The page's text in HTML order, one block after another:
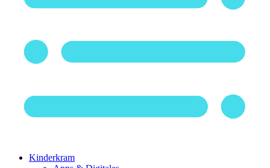
Kinderkram